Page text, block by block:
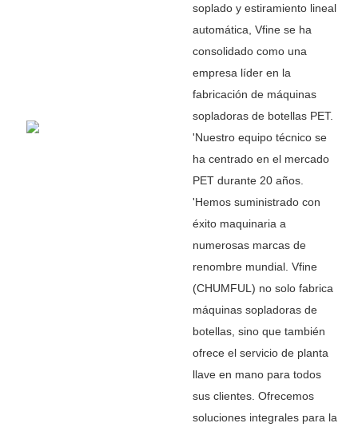
soplado y estiramiento lineal
automática, Vfine se ha
consolidado como una
empresa líder en la
fabricación de máquinas
sopladoras de botellas PET.
'Nuestro equipo técnico se
ha centrado en el mercado
PET durante 20 años.
'Hemos suministrado con
éxito maquinaria a
numerosas marcas de
renombre mundial. Vfine
(CHUMFUL) no solo fabrica
máquinas sopladoras de
botellas, sino que también
ofrece el servicio de planta
llave en mano para todos
sus clientes. Ofrecemos
soluciones integrales para la